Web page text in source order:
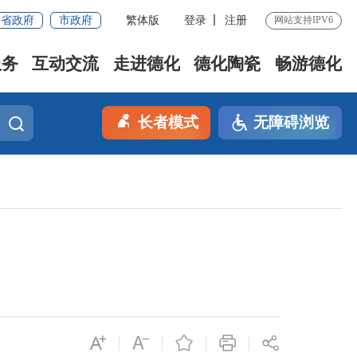
省政府 市政府 繁体版 登录 注册 网站支持IPV6
互动交流 走进德化 德化陶瓷 畅游德化
长者模式 无障碍浏览